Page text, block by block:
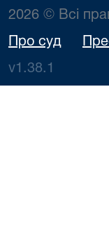
2026 © Всі
Про суд
v1.38.1